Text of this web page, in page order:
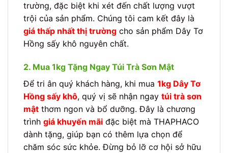
trường, đặc biệt khi xét đến chất lượng vượt
trội của sản phẩm. Chúng tôi cam kết đây là
giá thấp nhất thị trường cho sản phẩm Dây Tơ
Hồng sấy khô nguyên chất.
2. Mua 1kg Tặng Ngay Túi Trà Sơn Mật
Để tri ân quý khách hàng, khi mua 1kg Dây Tơ
Hồng sấy khô, quý vị sẽ nhận ngay túi trà sơn
mật thơm ngon và bổ dưỡng. Đây là chương
trình giá khuyến mãi đặc biệt mà THAPHACO
dành tặng, giúp bạn có thêm lựa chọn để
chăm sóc sức khỏe. Đừng bỏ lỡ cơ hội sở hữu